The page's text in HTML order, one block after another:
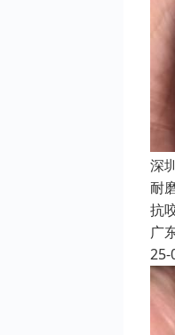
深
耐
抗
广
25-